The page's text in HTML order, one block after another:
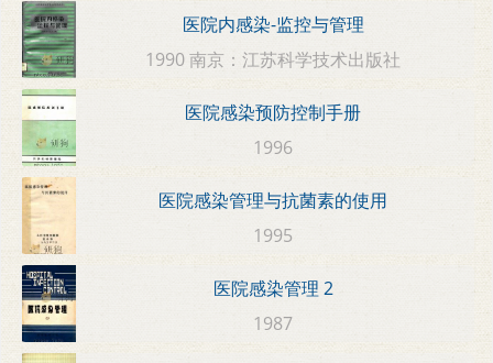
医院内感染-监控与管理
1990 南京：江苏科学技术出版社
医院感染预防控制手册
1996
医院感染管理与抗菌素的使用
1995
医院感染管理 2
1987